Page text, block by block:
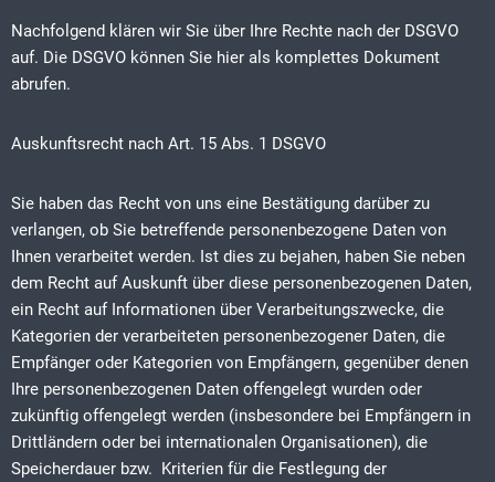
Nachfolgend klären wir Sie über Ihre Rechte nach der DSGVO
auf. Die DSGVO können Sie hier als komplettes Dokument
abrufen.
Auskunftsrecht nach Art. 15 Abs. 1 DSGVO
Sie haben das Recht von uns eine Bestätigung darüber zu
verlangen, ob Sie betreffende personenbezogene Daten von
Ihnen verarbeitet werden. Ist dies zu bejahen, haben Sie neben
dem Recht auf Auskunft über diese personenbezogenen Daten,
ein Recht auf Informationen über Verarbeitungszwecke, die
Kategorien der verarbeiteten personenbezogener Daten, die
Empfänger oder Kategorien von Empfängern, gegenüber denen
Ihre personenbezogenen Daten offengelegt wurden oder
zukünftig offengelegt werden (insbesondere bei Empfängern in
Drittländern oder bei internationalen Organisationen), die
Speicherdauer bzw. Kriterien für die Festlegung der